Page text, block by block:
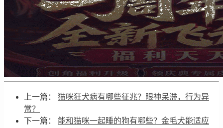
上一篇： 猫咪狂犬病有哪些征兆？眼神呆滞，行为异
常？
下一篇： 能和猫咪一起睡的狗有哪些？金毛犬能适应